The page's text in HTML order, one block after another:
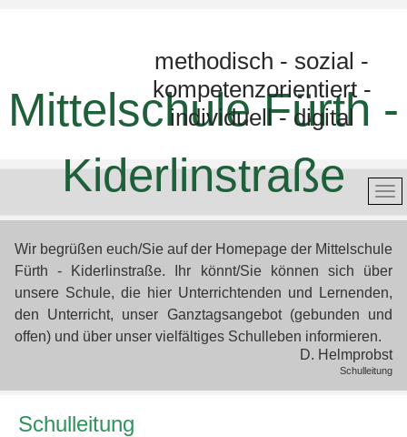
Mittelschule Fürth -
Kiderlinstraße
methodisch - sozial -
kompetenzorientiert -
individuell - digital
Wir begrüßen euch/Sie auf der Homepage der Mittelschule
Fürth - Kiderlinstraße. Ihr könnt/Sie können sich über
unsere Schule, die hier Unterrichtenden und Lernenden,
den Unterricht, unser Ganztagsangebot (gebunden und
offen) und über unser vielfältiges Schulleben informieren.
D. Helmprobst
Schulleitung
Schulleitung